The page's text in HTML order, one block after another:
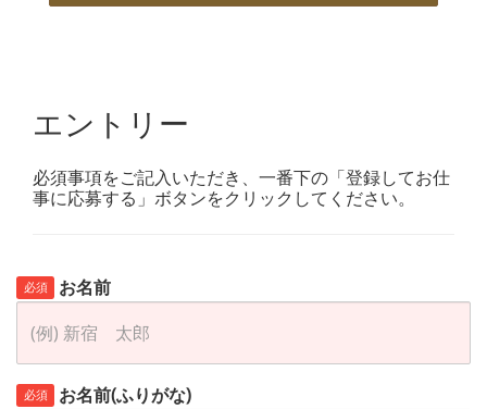
エントリー
必須事項をご記入いただき、一番下の「登録してお仕
事に応募する」ボタンをクリックしてください。
必須 お名前
必須 お名前(ふりがな)